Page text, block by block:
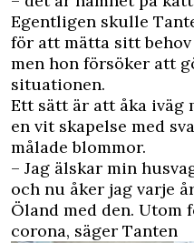
Egentligen skulle
för att mätta sitt
men hon försöker att
situationen.
Ett sätt är att åka iväg
en vit skapelse med
målade blommor.
– Jag älskar min
och nu åker jag varje
Öland med den. Utom
corona, säger Tanten